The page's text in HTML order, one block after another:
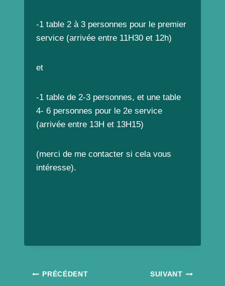
-1 table 2 à 3 personnes pour le premier
service (arrivée entre 11H30 et 12h)
et
-1 table de 2-3 personnes, et une table
4- 6 personnes pour le 2e service
(arrivée entre 13H et 13H15)
(merci de me contacter si cela vous
intéresse).
Navigation
PRÉCÉDENT SUIVANT